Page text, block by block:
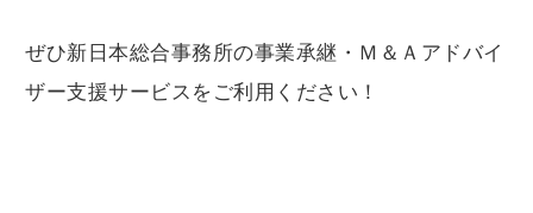
ぜひ新日本総合事務所の事業承継・Ｍ＆Ａアドバイ
ザー支援サービスをご利用ください！